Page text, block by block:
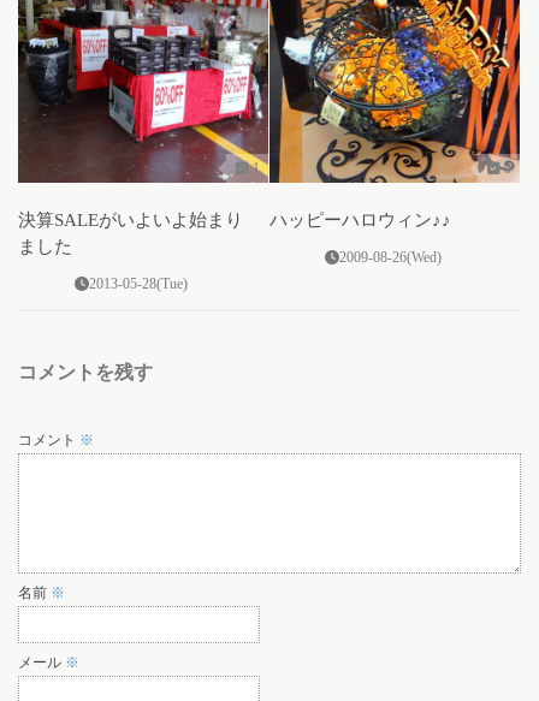
1
決算SALEがいよいよ始まり
ました
2013-05-28(Tue)
0
ハッピーハロウィン♪♪
2009-08-26(Wed)
コメントを残す
コメント ※
名前 ※
メール ※